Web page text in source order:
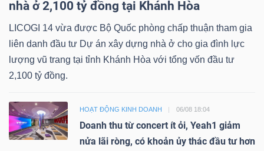
nhà ở 2,100 tỷ đồng tại Khánh Hòa
LICOGI 14 vừa được Bộ Quốc phòng chấp thuận tham gia
liên danh đầu tư Dự án xây dựng nhà ở cho gia đình lực
lượng vũ trang tại tỉnh Khánh Hòa với tổng vốn đầu tư
2,100 tỷ đồng.
HOẠT ĐỘNG KINH DOANH 06/08 18:04
Doanh thu từ concert ít ỏi, Yeah1 giảm
nửa lãi ròng, có khoản ủy thác đầu tư hơn